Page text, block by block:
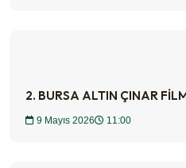
2. BURSA ALTIN ÇINAR
9 Mayıs 2026 11:00